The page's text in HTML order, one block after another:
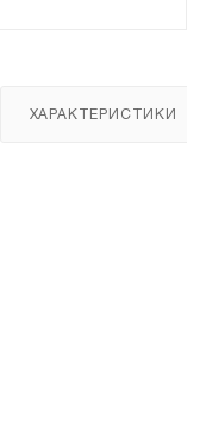
ХАРАКТЕРИСТИКИ